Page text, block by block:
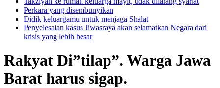
Perkara yang disembunyikan
Didik keluargamu untuk menjaga Shalat
Penyelesaian kasus Jiwasraya akan selamatkan Negara dari
krisis yang lebih besar
Rakyat Di”tilap”. Warga Jawa
Barat harus sigap.